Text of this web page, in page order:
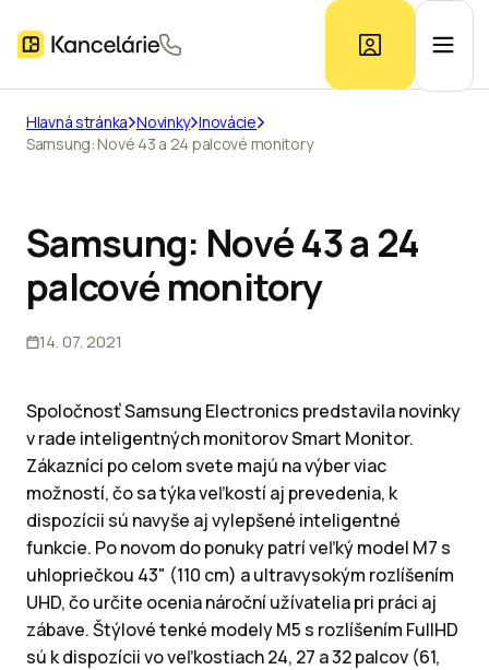
Ponuka kancelárií
Prieskum trhu
Kontakt
Hlavná stránka Novinky Inovácie
Samsung: Nové 43 a 24 palcové monitory
Samsung: Nové 43 a 24
palcové monitory
14. 07. 2021
Spoločnosť Samsung Electronics predstavila novinky
v rade inteligentných monitorov Smart Monitor.
Zákazníci po celom svete majú na výber viac
možností, čo sa týka veľkostí aj prevedenia, k
dispozícii sú navyše aj vylepšené inteligentné
funkcie. Po novom do ponuky patrí veľký model M7 s
uhlopriečkou 43" (110 cm) a ultravysokým rozlíšením
UHD, čo určite ocenia nároční užívatelia pri práci aj
zábave. Štýlové tenké modely M5 s rozlíšením FullHD
sú k dispozícii vo veľkostiach 24, 27 a 32 palcov (61,